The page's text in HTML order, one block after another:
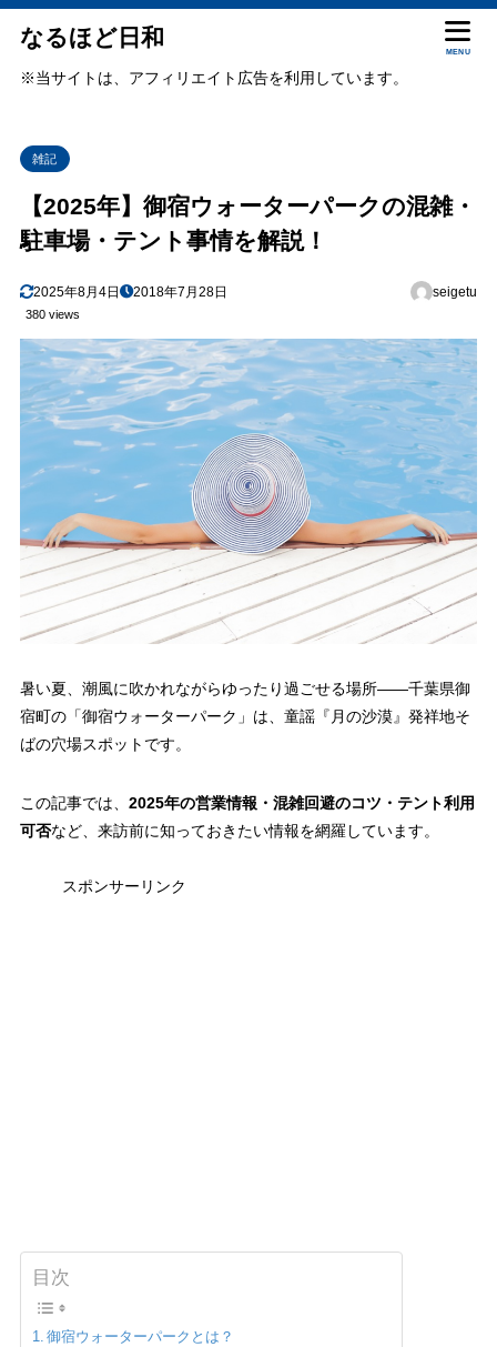
なるほど日和
MENU
※当サイトは、アフィリエイト広告を利用しています。
雑記
【2025年】御宿ウォーターパークの混雑・
駐車場・テント事情を解説！
2025年8月4日 2018年7月28日 seigetu
380 views
暑い夏、潮風に吹かれながらゆったり過ごせる場所――千葉県御
宿町の「御宿ウォーターパーク」は、童謡『月の沙漠』発祥地そ
ばの穴場スポットです。
この記事では、 2025年の営業情報・混雑回避のコツ・テント利用
可否など、来訪前に知っておきたい情報を網羅しています。
スポンサーリンク
目次
御宿ウォーターパークとは？